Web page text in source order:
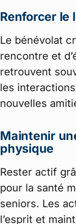
Renforcer le
Le bénévolat
rencontre et
retrouvent
les
nouvelles
Maintenir
physique
Rester actif
pour la santé
seniors. Les
l’esprit et